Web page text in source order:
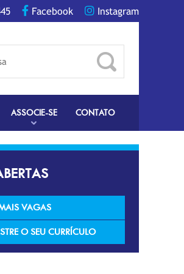
Facebook Instagram
ASSOCIE-SE CONTATO
VAGAS
O SEU CURRÍCULO